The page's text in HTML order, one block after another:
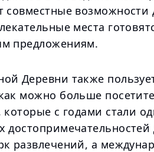
возможности
места
предложениям.
Деревни также
можно больше
с годами стали
развлечений, а